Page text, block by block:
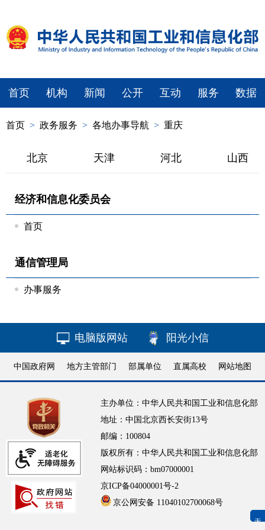
首页 机构 新闻 公开 互动 服务 数据
首页 > 政务服务 > 各地办事导航 > 重庆
北京 天津 河北 山西
经济和信息化委员会
首页
通信管理局
办事服务
无障碍浏览
电脑版网站 阳光小信
中国政府网 地方主管部门 部属单位 直属高校 网站地图
主办单位：中华人民共和国工业和信息化部
地址：中国北京西长安街13号
邮编：100804
版权所有：中华人民共和国工业和信息化部
网站标识码：bm07000001
京ICP备04000001号-2
京公网安备 11040102700068号